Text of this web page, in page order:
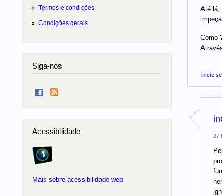
Até lá,
Como
Inicie
27
Termos e condições
Condições gerais
Siga-nos
Acessibilidade
Mais sobre acessibilidade web